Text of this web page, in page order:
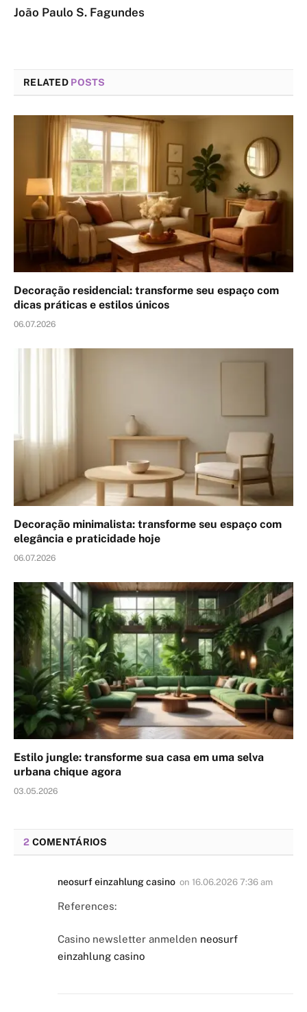
João Paulo S. Fagundes
RELATED POSTS
Decoração residencial: transforme seu espaço com
dicas práticas e estilos únicos
06.07.2026
Decoração minimalista: transforme seu espaço com
elegância e praticidade hoje
06.07.2026
Estilo jungle: transforme sua casa em uma selva
urbana chique agora
03.05.2026
2 COMENTÁRIOS
neosurf einzahlung casino on 16.06.2026 7:36 am
References:
Casino newsletter anmelden neosurf
einzahlung casino